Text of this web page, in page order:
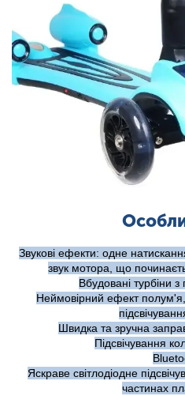
Звукові ефекти: одне
звук мотора, що
Вбудовані турбіни
Неймовірний ефект
Швидка та зручна
Підсвічування
Яскраве світлодіодне
частинах